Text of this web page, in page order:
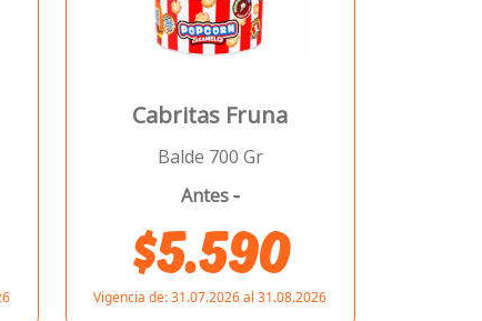
Cabritas Fruna
Balde 700 Gr
Antes-
$5.590
Vigencia de:31.07.2026 al 31.08.2026